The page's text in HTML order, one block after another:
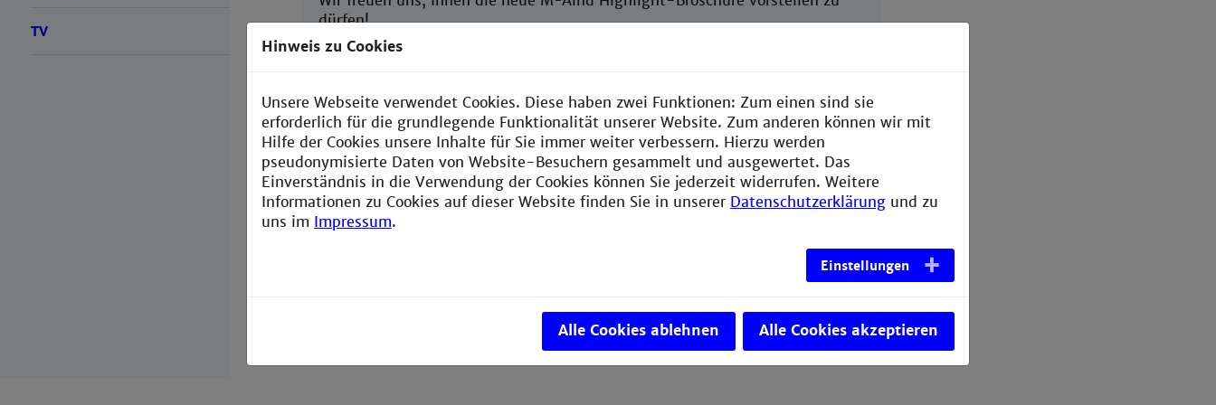
TV
dürfen!
Die Broschüre bietet einen spannenden Einblick in die ersten acht Jahre
Gesundheitsforschung und Industrie 4.0. Gemeinsam mit unseren
Industriepartnern haben wir wegweisende Technologieplattformen und
intelligente Lösungen entwickelt – von der erfolgreichen Entwicklung
sicherer und effizienter Wirkstoffe bis hin zu deren kosteneffizienten und
ressourcenschonenden Produktion.
Erfahren Sie, wie transdisziplinäre Zusammenarbeit den Weg für nachhaltige
Fortschritte in der Gesundheitsindustrie ebnet und wie Zukunftsprojekte
Hinweis zu Cookies
Unsere Webseite verwendet Cookies. Diese haben zwei Funktionen: Zum einen sind sie
erforderlich für die grundlegende Funktionalität unserer Website. Zum anderen können wir mit
Hilfe der Cookies unsere Inhalte für Sie immer weiter verbessern. Hierzu werden
pseudonymisierte Daten von Website-Besuchern gesammelt und ausgewertet. Das
Einverständnis in die Verwendung der Cookies können Sie jederzeit widerrufen. Weitere
Informationen zu Cookies auf dieser Website finden Sie in unserer Datenschutzerklärung und zu
uns im Impressum.
Einstellungen
Alle Cookies ablehnen Alle Cookies akzeptieren